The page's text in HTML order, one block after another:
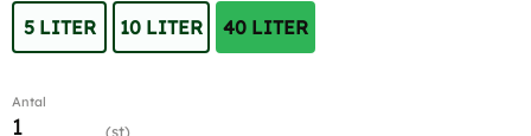
5 LITER 10 LITER 40 LITER
Antal
st